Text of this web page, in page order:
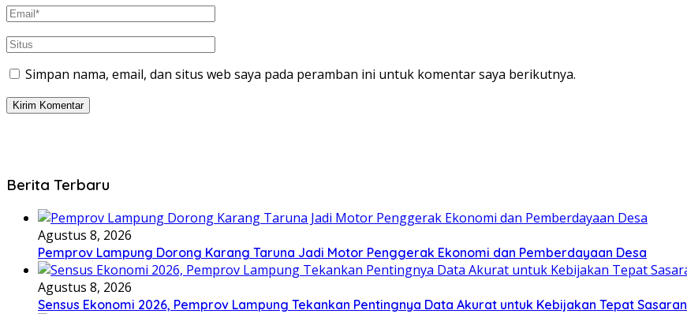
Simpan nama, email, dan situs web saya pada peramban ini untuk komentar saya berikutnya.
Berita Terbaru
Agustus 8, 2026
Pemprov Lampung Dorong Karang Taruna Jadi Motor Penggerak Ekonomi dan Pemberdayaan Desa
Agustus 8, 2026
Sensus Ekonomi 2026, Pemprov Lampung Tekankan Pentingnya Data Akurat untuk Kebijakan Tepat Sasaran